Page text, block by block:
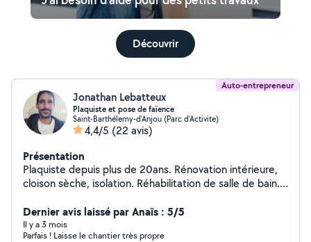
Découvrir
Auto-entrepreneur
Jonathan Lebatteux
Plaquiste et pose de faïence
Saint-Barthélemy-d'Anjou (Parc d'Activite)
4,4/5 (22 avis)
Présentation
Plaquiste depuis plus de 20ans. Rénovation intérieure,
cloison sèche, isolation. Réhabilitation de salle de bain.
meuble tringles à rideau pose de cadre ect
Dernier avis laissé par Anaïs : 5/5
Il y a 3 mois
Parfais ! Laisse le chantier très propre